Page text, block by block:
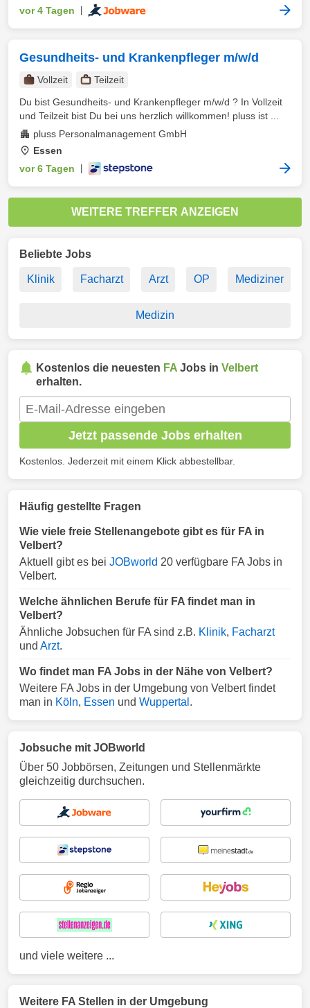
vor 4 Tagen
Gesundheits- und Krankenpfleger m/w/d
Vollzeit
Teilzeit
Du bist Gesundheits- und Krankenpfleger m/w/d ? In Vollzeit
und Teilzeit bist Du bei uns herzlich willkommen! pluss ist ...
pluss Personalmanagement GmbH
Essen
vor 6 Tagen
WEITERE TREFFER ANZEIGEN
Beliebte Jobs
Klinik Facharzt Arzt OP Mediziner
Medizin
Kostenlos die neuesten FA Jobs in Velbert
erhalten.
Jetzt passende Jobs erhalten
Kostenlos. Jederzeit mit einem Klick abbestellbar.
Häufig gestellte Fragen
Wie viele freie Stellenangebote gibt es für FA in
Velbert?
Aktuell gibt es bei JOBworld 20 verfügbare FA Jobs in
Velbert.
Welche ähnlichen Berufe für FA findet man in
Velbert?
Ähnliche Jobsuchen für FA sind z.B. Klinik, Facharzt
und Arzt.
Wo findet man FA Jobs in der Nähe von Velbert?
Weitere FA Jobs in der Umgebung von Velbert findet
man in Köln, Essen und Wuppertal .
Jobsuche mit JOBworld
Über 50 Jobbörsen, Zeitungen und Stellenmärkte
gleichzeitig durchsuchen.
und viele weitere ...
Weitere FA Stellen in der Umgebung